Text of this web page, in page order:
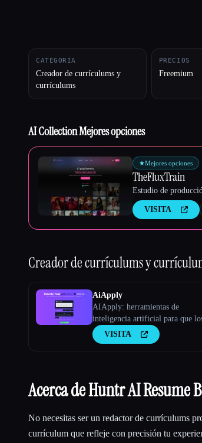
CATEGORÍA
Creador de currículums y
currículums
PRECIOS
Freemium
AI Collection Mejores opciones
★Mejores opciones
TheFluxTrain
Estudio de
VISITA
Creador de currículums y
AiApply
AIApply: herramientas de
inteligencia artificial para que
solicitantes de empleo creen la
aplicación perfecta
VISITA
Acerca de Huntr AI Resume
No necesitas ser un redactor de currículums
currículum que refleje con precisión tu